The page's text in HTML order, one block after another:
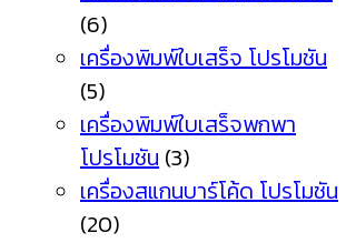
(6)
เครื่องพิมพ์ใบเสร็จ โปรโมชัน
(5)
เครื่องพิมพ์ใบเสร็จพกพา
โปรโมชัน (3)
เครื่องสแกนบาร์โค้ด โปรโมชัน
(20)